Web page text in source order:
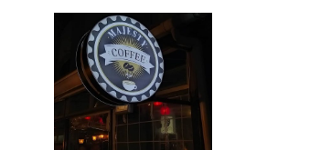
Previous
Next